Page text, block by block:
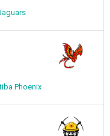
Phoenix